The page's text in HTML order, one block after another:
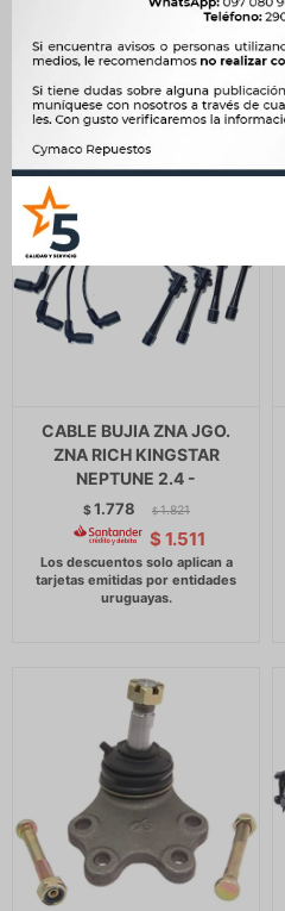
$ 765
CABLE BUJIA ZNA JGO.
ZNA RICH KINGSTAR
NEPTUNE 2.4 -
$1.778 $ 1.821
$ 1.511